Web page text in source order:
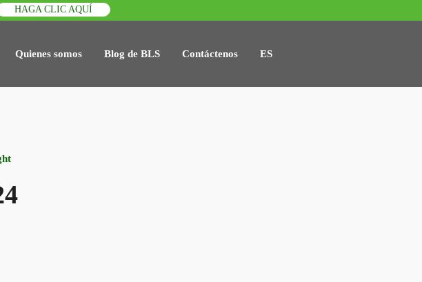
HAGA CLIC AQUÍ
Quienes somos Blog de BLS Contáctenos ES